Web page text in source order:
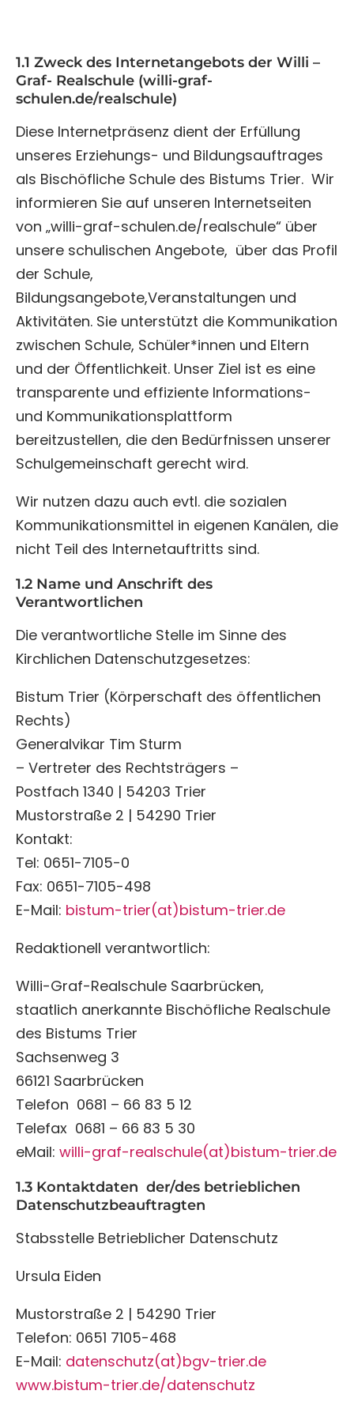
1.1 Zweck des Internetangebots der Willi –
Graf- Realschule (willi-graf-
schulen.de/realschule)
Diese Internetpräsenz dient der Erfüllung
unseres Erziehungs- und Bildungsauftrages
als Bischöfliche Schule des Bistums Trier. Wir
informieren Sie auf unseren Internetseiten
von „willi-graf-schulen.de/realschule“ über
unsere schulischen Angebote, über das Profil
der Schule,
Bildungsangebote,Veranstaltungen und
Aktivitäten. Sie unterstützt die Kommunikation
zwischen Schule, Schüler*innen und Eltern
und der Öffentlichkeit. Unser Ziel ist es eine
transparente und effiziente Informations-
und Kommunikationsplattform
bereitzustellen, die den Bedürfnissen unserer
Schulgemeinschaft gerecht wird.
Wir nutzen dazu auch evtl. die sozialen
Kommunikationsmittel in eigenen Kanälen, die
nicht Teil des Internetauftritts sind.
1.2 Name und Anschrift des
Verantwortlichen
Die verantwortliche Stelle im Sinne des
Kirchlichen Datenschutzgesetzes:
Bistum Trier (Körperschaft des öffentlichen
Rechts)
Generalvikar Tim Sturm
– Vertreter des Rechtsträgers –
Postfach 1340 | 54203 Trier
Mustorstraße 2 | 54290 Trier
Kontakt:
Tel: 0651-7105-0
Fax: 0651-7105-498
E-Mail: bistum-trier(at)bistum-trier.de
Redaktionell verantwortlich:
Willi-Graf-Realschule Saarbrücken,
staatlich anerkannte Bischöfliche Realschule
des Bistums Trier
Sachsenweg 3
66121 Saarbrücken
Telefon 0681 – 66 83 5 12
Telefax 0681 – 66 83 5 30
eMail: willi-graf-realschule(at)bistum-trier.de
1.3 Kontaktdaten der/des betrieblichen
Datenschutzbeauftragten
Stabsstelle Betrieblicher Datenschutz
Ursula Eiden
Mustorstraße 2 | 54290 Trier
Telefon: 0651 7105-468
E-Mail: datenschutz(at)bgv-trier.de
www.bistum-trier.de/datenschutz